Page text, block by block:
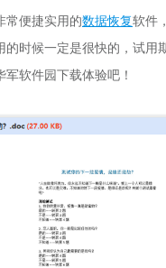
常便捷实用的数据恢复软件
的时候一定是很快的，试用
软件园下载体验吧！